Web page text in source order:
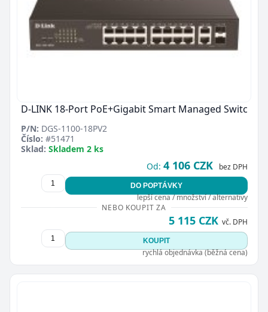
D-LINK 18-Port PoE+Gigabit Smart Managed Switc
P/N: DGS-1100-18PV2
Číslo: #51471
Sklad: Skladem 2 ks
Od: 4 106 CZK bez DPH
DO POPTÁVKY
lepší cena / množství / alternativy
NEBO KOUPIT ZA
5 115 CZK vč. DPH
KOUPIT
rychlá objednávka (běžná cena)